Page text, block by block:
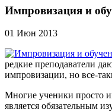
Импровизация и
01 Июн 2013
редкие преподаватели
импровизации, но все-
Многие ученики просто
является обязательным